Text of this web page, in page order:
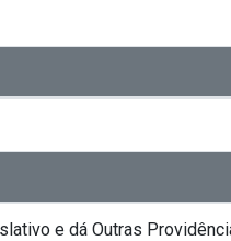
e dá Outras